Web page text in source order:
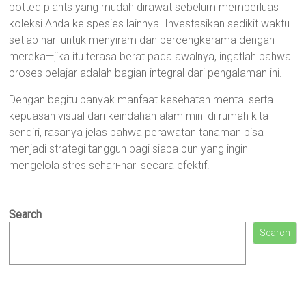
potted plants yang mudah dirawat sebelum memperluas
koleksi Anda ke spesies lainnya. Investasikan sedikit waktu
setiap hari untuk menyiram dan bercengkerama dengan
mereka—jika itu terasa berat pada awalnya, ingatlah bahwa
proses belajar adalah bagian integral dari pengalaman ini.
Dengan begitu banyak manfaat kesehatan mental serta
kepuasan visual dari keindahan alam mini di rumah kita
sendiri, rasanya jelas bahwa perawatan tanaman bisa
menjadi strategi tangguh bagi siapa pun yang ingin
mengelola stres sehari-hari secara efektif.
Search
Search